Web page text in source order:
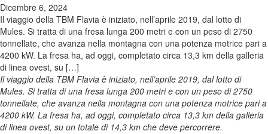
Dicembre 6, 2024
Il viaggio della TBM Flavia è iniziato, nell’aprile 2019, dal lotto di
Mules. Si tratta di una fresa lunga 200 metri e con un peso di 2750
tonnellate, che avanza nella montagna con una potenza motrice pari a
4200 kW. La fresa ha, ad oggi, completato circa 13,3 km della galleria
di linea ovest, su […]
Il viaggio della TBM Flavia è iniziato, nell’aprile 2019, dal lotto di
Mules. Si tratta di una fresa lunga 200 metri e con un peso di 2750
tonnellate, che avanza nella montagna con una potenza motrice pari a
4200 kW. La fresa ha, ad oggi, completato circa 13,3 km della galleria
di linea ovest, su un totale di 14,3 km che deve percorrere.